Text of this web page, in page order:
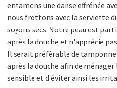
entamons une danse effrénée
nous frottons avec la serviette
soyons secs. Notre peau est
après la douche et n'apprécie
Il serait préférable de
après la douche afin de
sensible et d'éviter ainsi les